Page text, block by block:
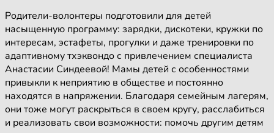
Родители-волонтеры подготовили для детей
насыщенную программу: зарядки, дискотеки, кружки по
интересам, эстафеты, прогулки и даже тренировки по
адаптивному тхэквондо с привлечением специалиста
Анастасии Синдеевой! Мамы детей с особенностями
привыкли к неприятию в обществе и постоянно
находятся в напряжении. Благодаря семейным лагерям,
они тоже могут раскрыться в своем кругу, расслабиться
и реализовать свои возможности: помочь другим детям